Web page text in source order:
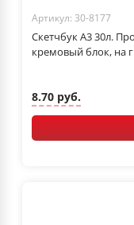
Артикул: 30-8177
Скетчбук А3 30л.
кремовый блок, на
8.70 руб.